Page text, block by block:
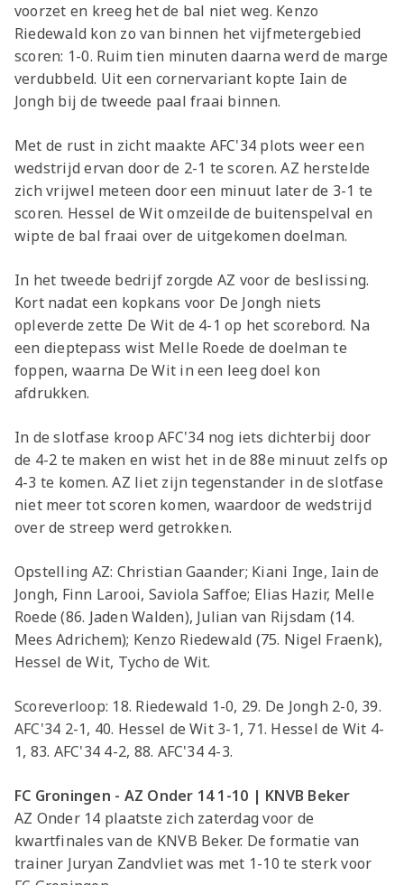
voorzet en kreeg het de bal niet weg. Kenzo
Riedewald kon zo van binnen het vijfmetergebied
scoren: 1-0. Ruim tien minuten daarna werd de marge
verdubbeld. Uit een cornervariant kopte Iain de
Jongh bij de tweede paal fraai binnen.
Met de rust in zicht maakte AFC'34 plots weer een
wedstrijd ervan door de 2-1 te scoren. AZ herstelde
zich vrijwel meteen door een minuut later de 3-1 te
scoren. Hessel de Wit omzeilde de buitenspelval en
wipte de bal fraai over de uitgekomen doelman.
In het tweede bedrijf zorgde AZ voor de beslissing.
Kort nadat een kopkans voor De Jongh niets
opleverde zette De Wit de 4-1 op het scorebord. Na
een dieptepass wist Melle Roede de doelman te
foppen, waarna De Wit in een leeg doel kon
afdrukken.
In de slotfase kroop AFC'34 nog iets dichterbij door
de 4-2 te maken en wist het in de 88e minuut zelfs op
4-3 te komen. AZ liet zijn tegenstander in de slotfase
niet meer tot scoren komen, waardoor de wedstrijd
over de streep werd getrokken.
Opstelling AZ: Christian Gaander; Kiani Inge, Iain de
Jongh, Finn Larooi, Saviola Saffoe; Elias Hazir, Melle
Roede (86. Jaden Walden), Julian van Rijsdam (14.
Mees Adrichem); Kenzo Riedewald (75. Nigel Fraenk),
Hessel de Wit, Tycho de Wit.
Scoreverloop: 18. Riedewald 1-0, 29. De Jongh 2-0, 39.
AFC'34 2-1, 40. Hessel de Wit 3-1, 71. Hessel de Wit 4-
1, 83. AFC'34 4-2, 88. AFC'34 4-3.
FC Groningen - AZ Onder 14 1-10 | KNVB Beker
AZ Onder 14 plaatste zich zaterdag voor de
kwartfinales van de KNVB Beker. De formatie van
trainer Juryan Zandvliet was met 1-10 te sterk voor